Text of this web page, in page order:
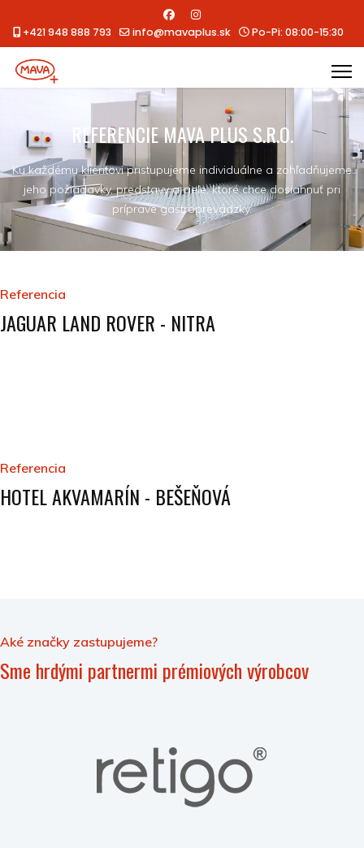
+421 948 888 793 info@mavaplus.sk Po-Pi: 08:00-15:30
REFERENCIE MAVA PLUS S.R.O.
Ku každému klientovi pristupujeme individuálne a zohľadňujeme
jeho požiadavky, predstavy a ciele, ktoré chce dosiahnuť pri
príprave gastroprevádzky.
Referencia
JAGUAR LAND ROVER - NITRA
Referencia
HOTEL AKVAMARÍN - BEŠEŇOVÁ
Aké značky zastupujeme?
Sme hrdými partnermi prémiových výrobcov